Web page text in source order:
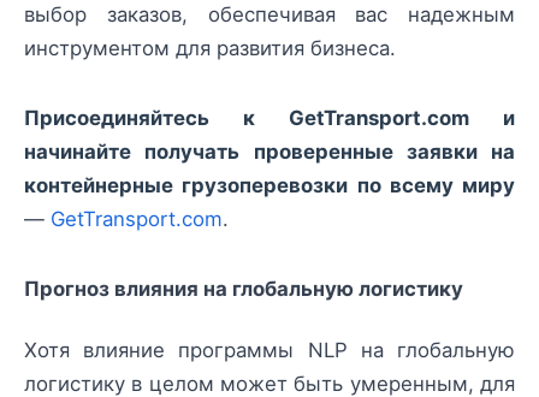
выбор заказов, обеспечивая вас надежным
инструментом для развития бизнеса.
Присоединяйтесь к GetTransport.com и
начинайте получать проверенные заявки на
контейнерные грузоперевозки по всему миру
— GetTransport.com.
Прогноз влияния на глобальную логистику
Хотя влияние программы NLP на глобальную
логистику в целом может быть умеренным, для